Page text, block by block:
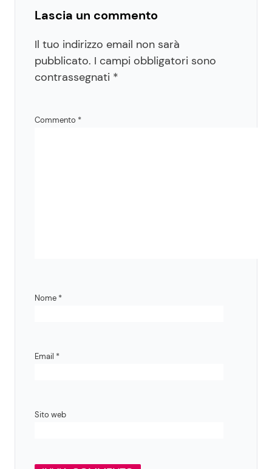
Lascia un commento
Il tuo indirizzo email non sarà
pubblicato. I campi obbligatori sono
contrassegnati *
Commento *
Nome *
Email *
Sito web